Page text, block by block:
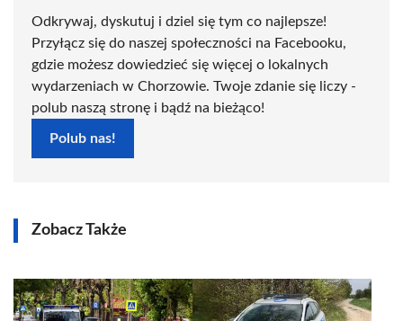
Odkrywaj, dyskutuj i dziel się tym co najlepsze!
Przyłącz się do naszej społeczności na Facebooku,
gdzie możesz dowiedzieć się więcej o lokalnych
wydarzeniach w Chorzowie. Twoje zdanie się liczy -
polub naszą stronę i bądź na bieżąco!
Polub nas!
Zobacz Także